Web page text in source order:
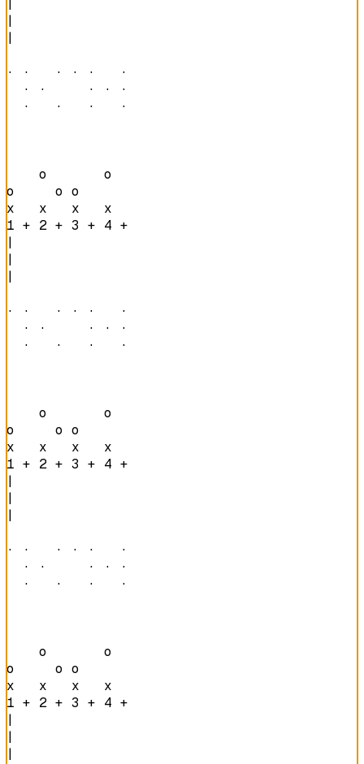
|
|
· ·   · · ·   ·
  · ·     · · ·
  ·   ·   ·   ·
    o       o
o     o o
x   x   x   x
1 + 2 + 3 + 4 +
|
|
|
· ·   · · ·   ·
  · ·     · · ·
  ·   ·   ·   ·
    o       o
o     o o
x   x   x   x
1 + 2 + 3 + 4 +
|
|
|
· ·   · · ·   ·
  · ·     · · ·
  ·   ·   ·   ·
    o       o
o     o o
x   x   x   x
1 + 2 + 3 + 4 +
|
|
|